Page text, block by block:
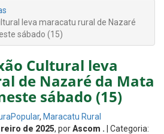
leva maracatu rural de Nazaré
sábado (15)
Cultural leva
de Nazaré da Mata
sábado (15)
, Maracatu Rural
de 2025, porAscom . | Categoria: